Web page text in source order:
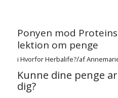
Ponyen mod
lektion om penge
i Hvorfor Herbalife?/af
Kunne dine penge
dig?